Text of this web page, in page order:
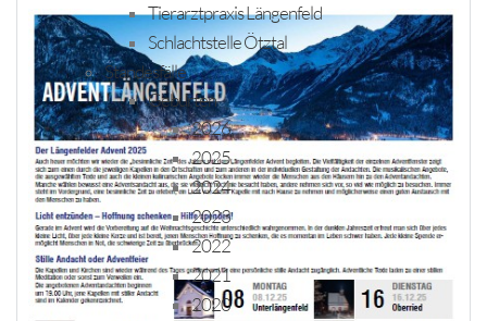
Tierarztpraxis Längenfeld
Schlachtstelle Ötztal
Standesfälle
Geburten
2026
2025
2024
2023
2022
2021
2020